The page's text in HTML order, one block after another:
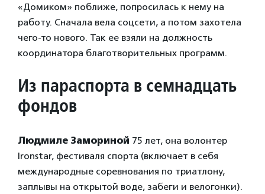
«Домиком» поближе, попросилась к нему на
работу. Сначала вела соцсети, а потом захотела
чего-то нового. Так ее взяли на должность
координатора благотворительных программ.
Из параспорта в семнадцать
фондов
Людмиле Замориной 75 лет, она волонтер
Ironstar, фестиваля спорта (включает в себя
международные соревнования по триатлону,
заплывы на открытой воде, забеги и велогонки).